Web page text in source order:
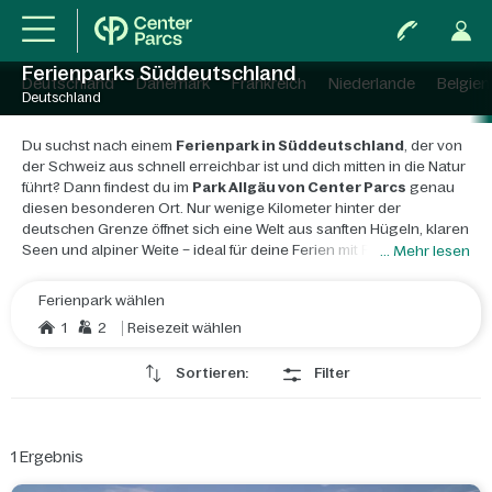
Deutschland Dänemark Frankreich Niederlande Belgien
Ferienparks Süddeutschland
Deutschland
Du suchst nach einem Ferienpark in Süddeutschland, der von
der Schweiz aus schnell erreichbar ist und dich mitten in die Natur
führt? Dann findest du im Park Allgäu von Center Parcs genau
diesen besonderen Ort. Nur wenige Kilometer hinter der
deutschen Grenze öffnet sich eine Welt aus sanften Hügeln, klaren
Seen und alpiner Weite – ideal für deine Ferien mit Familie oder
Das Allgäu zeigt sich von seiner schönsten Seite: grüne Weiden,
duftende Wälder und kleine, glasklare Bäche begleiten dich durch
Nagelfluhkette, den Alpsee oder den Bodensee
dass sie mit der Umgebung verschmelzen. Wege führen dich
... Mehr lesen
Ferienpark wählen
1
2 Reisezeit wählen
Sortieren: Filter
1 Ergebnis